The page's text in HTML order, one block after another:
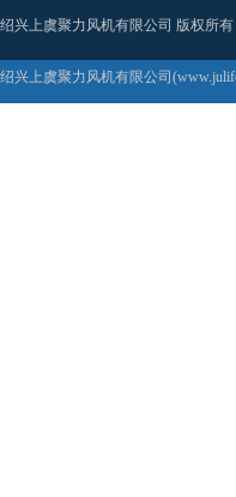
绍兴上虞聚力风机有限公司 版权所有
绍兴上虞聚力风机有限公司